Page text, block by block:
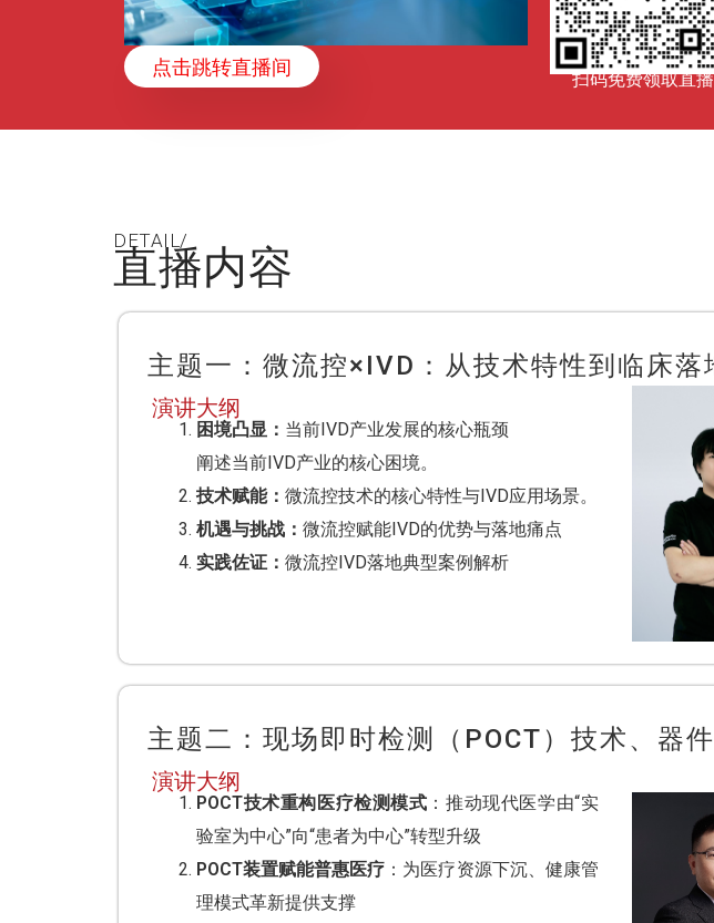
点击跳转直播间 扫码免费领取直
DETAIL/
直播内容
主题一：微流控×IVD：从技术特性到临床
演讲大纲
困境凸显： 当前IVD产业发展的核心瓶颈
阐述当前IVD产业的核心困境。
技术赋能： 微流控技术的核心特性与IVD应用场景。
机遇与挑战： 微流控赋能IVD的优势与落地痛点
实践佐证： 微流控IVD落地典型案例解析
主题二：现场即时检测（POCT）技术、器
演讲大纲
POCT技术重构医疗检测模式 ：推动现代医学由“实
验室为中心”向“患者为中心”转型升级
POCT装置赋能普惠医疗 ：为医疗资源下沉、健康管
理模式革新提供支撑